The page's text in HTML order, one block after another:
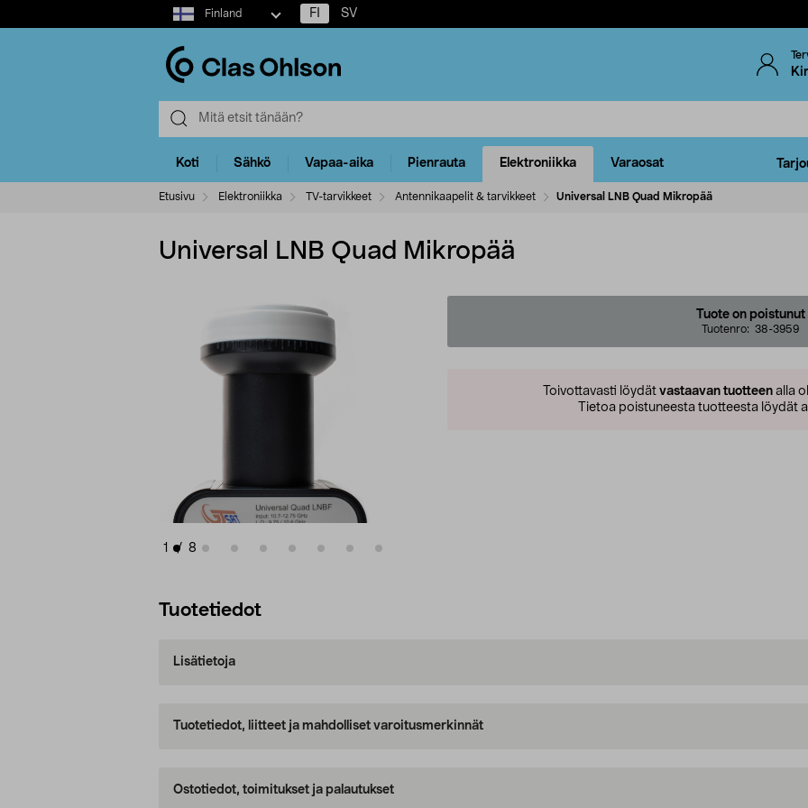
Select
market
Finland FI SV
Koti Sähkö Vapaa-aika Pienrauta Elektroniikka Varaosat
Etusivu Elektroniikka TV-tarvikkeet Antennikaapelit & tarvikkeet Universal LNB Quad Mikropää
Universal LNB Quad Mikropää
1 / 8
Tuote on poistunut
Tuotenro: 38-3959
Toivottavasti löydät vastaavan tuotteen alla
Tietoa poistuneesta tuotteesta löydät
Tuotetiedot
Lisätietoja
Tuotetiedot, liitteet ja mahdolliset varoitusmerkinnät
Ostotiedot, toimitukset ja palautukset